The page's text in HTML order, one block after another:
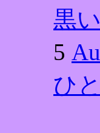
黒
5
ひ